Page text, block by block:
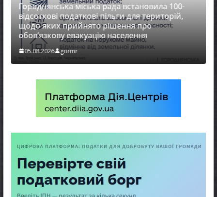
Городнянська міська рада встановила 100-
відсоткові податкові пільги для територій,
щодо яких прийнято рішення про
обов’язкову евакуацію населення
05.08.2026 gormr